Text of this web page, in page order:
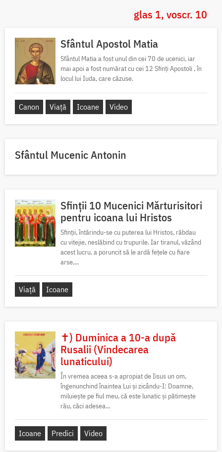
glas 1, voscr. 10
Sfântul Apostol Matia
Sfântul Matia a fost unul din cei 70 de ucenici, iar
mai apoi a fost numărat cu cei 12 Sfinți Apostoli , în
locul lui Iuda, care căzuse.
Canon Viață Icoane Video
Sfântul Mucenic Antonin
Sfinții 10 Mucenici Mărturisitori
pentru icoana lui Hristos
Sfinții, întărindu-se cu puterea lui Hristos, răbdau
cu vitejie, neslăbind cu trupurile. Iar tiranul, văzând
acest lucru, a poruncit să le ardă fețele cu fiare
arse,...
Viață Icoane
✝) Duminica a 10-a după
Rusalii (Vindecarea
lunaticului)
În vremea aceea s-a apropiat de Iisus un om,
îngenunchind înaintea Lui și zicându-I: Doamne,
miluiește pe fiul meu, că este lunatic și pătimește
rău, căci adesea...
Icoane Predici Video